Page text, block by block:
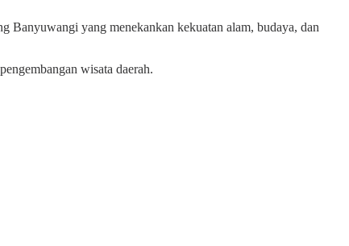
Banyuwangi yang menekankan kekuatan alam, budaya, dan
wisata daerah.